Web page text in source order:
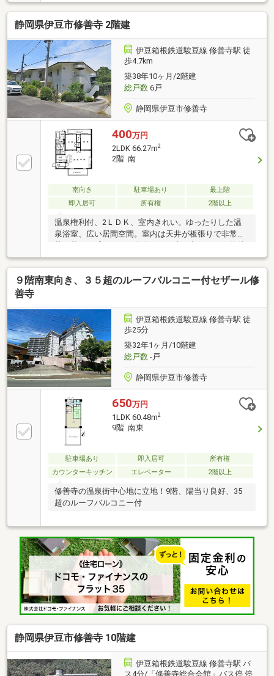
静岡県伊豆市修善寺 2階建
伊豆箱根鉄道駿豆線 修善寺駅 徒
歩4.7km
築38年10ヶ月/2階建
総戸数6戸
静岡県伊豆市修善寺
400万円
2LDK 66.27m2
2階 南
南向き 駐車場あり
最上階
即入居可
所有権 2階以上
温泉権利付、2ＬＤＫ、室内きれい。ゆったりした温
泉浴室、広い居間空間。室内は天井が板張りで非常に
落ち着いた感じです。南向き。日当り良好。バス停徒
歩2分。
９階南東向き、３５超のルーフバルコニー付セザール修
善寺
伊豆箱根鉄道駿豆線 修善寺駅 徒
歩25分
築32年1ヶ月/10階建
総戸数-戸
静岡県伊豆市修善寺
650万円
1LDK 60.48m2
9階 南東
駐車場あり 即入居可
所有権
カウンターキッチン
エレベーター 2階以上
修善寺の温泉街中心地に立地！9階、陽当り良好、35
超のルーフバルコニー付
静岡県伊豆市修善寺 10階建
伊豆箱根鉄道駿豆線 修善寺駅 バ
ス4分/「修善寺総合会館」バス停 停